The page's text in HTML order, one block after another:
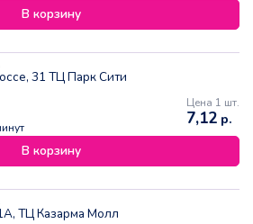
В корзину
31 ТЦ Парк Сити
Цена 1 шт.
7,12 р.
В корзину
ТЦ Казарма Молл